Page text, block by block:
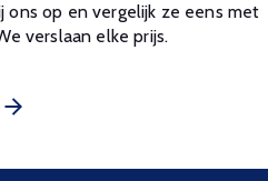
ons op en vergelijk ze eens met
verslaan elke prijs.